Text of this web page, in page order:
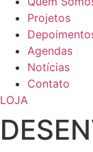
Projetos
Agendas
Notícias
Contato
LOJA